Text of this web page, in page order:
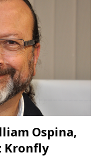
profesional que pueda
y no se quede sólo
Muy buena su
pero subestiman al
público de Barichara es
y los que no lo han
las fallas. Pero para
Ospina,
Kronfly